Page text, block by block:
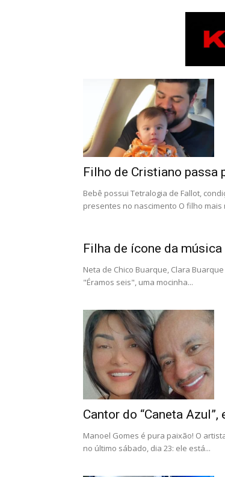
Filho de Cristiano passa
Bebê possui Tetralogia de Fallot,
presentes no nascimento O filho mais
Filha de ícone da
Neta de Chico Buarque, Clara
"Éramos seis", uma mocinha...
Cantor do “Caneta
Manoel Gomes é pura paixão! O
no último sábado, dia 23: ele está...